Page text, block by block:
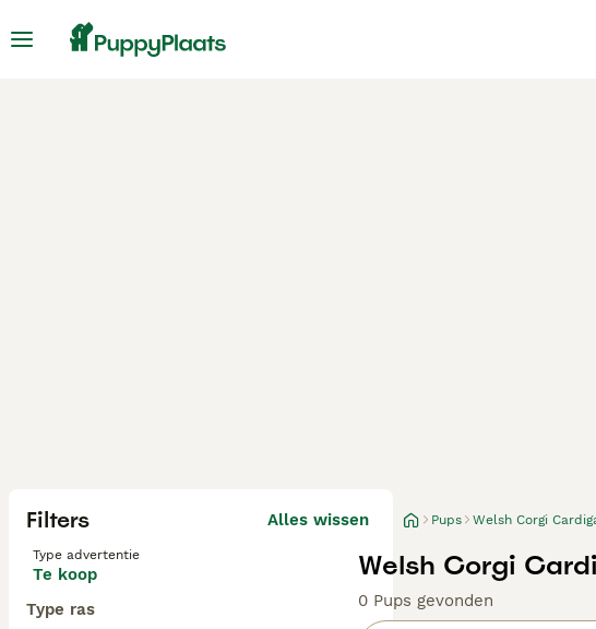
Filters Alles wissen
Type advertentie
Te koop
Type ras
Pups Welsh Corgi
Welsh Corgi
0 Pups gevonden